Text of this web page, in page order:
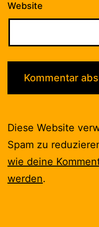
Website
Diese Website
Spam zu
wie deine
werden.